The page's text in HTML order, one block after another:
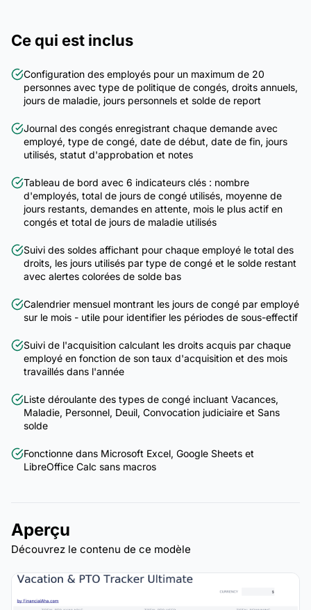
Ce qui est inclus
Configuration des employés pour un maximum de 20
personnes avec type de politique de congés, droits annuels,
jours de maladie, jours personnels et solde de report
Journal des congés enregistrant chaque demande avec
employé, type de congé, date de début, date de fin, jours
utilisés, statut d'approbation et notes
Tableau de bord avec 6 indicateurs clés : nombre
d'employés, total de jours de congé utilisés, moyenne de
jours restants, demandes en attente, mois le plus actif en
congés et total de jours de maladie utilisés
Suivi des soldes affichant pour chaque employé le total des
droits, les jours utilisés par type de congé et le solde restant
avec alertes colorées de solde bas
Calendrier mensuel montrant les jours de congé par employé
sur le mois - utile pour identifier les périodes de sous-effectif
Suivi de l'acquisition calculant les droits acquis par chaque
employé en fonction de son taux d'acquisition et des mois
travaillés dans l'année
Liste déroulante des types de congé incluant Vacances,
Maladie, Personnel, Deuil, Convocation judiciaire et Sans
solde
Fonctionne dans Microsoft Excel, Google Sheets et
LibreOffice Calc sans macros
Aperçu
Découvrez le contenu de ce modèle